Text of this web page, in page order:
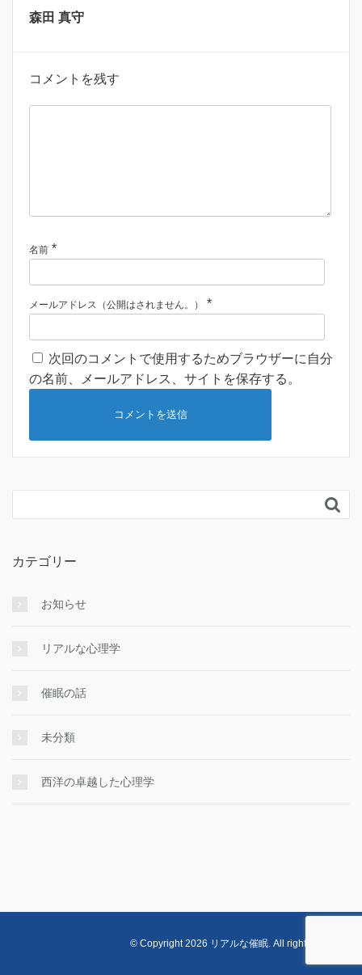
森田 真守
コメントを残す
名前 *
メールアドレス（公開はされません。） *
次回のコメントで使用するためブラウザーに自分
の名前、メールアドレス、サイトを保存する。

カテゴリー
お知らせ
リアルな心理学
催眠の話
未分類
西洋の卓越した心理学
© Copyright 2026 リアルな催眠. All rights reserved.